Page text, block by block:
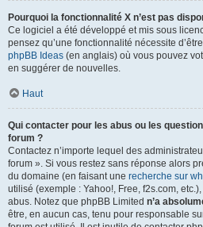
Pourquoi la fonctionnalité X n’est pas
Ce logiciel a été développé et mis sous
pensez qu’une fonctionnalité nécessite
phpBB Ideas (en anglais) où vous pouvez
en suggérer de nouvelles.
Haut
Qui contacter pour les abus ou les
forum ?
Contactez n’importe lequel des
forum ». Si vous restez sans réponse alors
du domaine (en faisant une recherche sur
utilisé (exemple : Yahoo!, Free, f2s.com,
abus. Notez que phpBB Limited n’a
être, en aucun cas, tenu pour responsable